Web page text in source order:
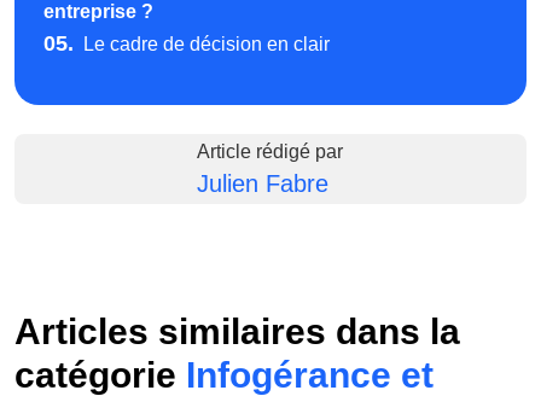
entreprise ?
05. Le cadre de décision en clair
Article rédigé par
Julien Fabre
Articles similaires dans la
catégorie Infogérance et